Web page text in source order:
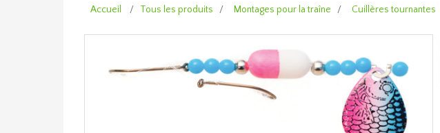
Accueil / Tous les produits / Montages pour la traîne / Cuillères tournantes